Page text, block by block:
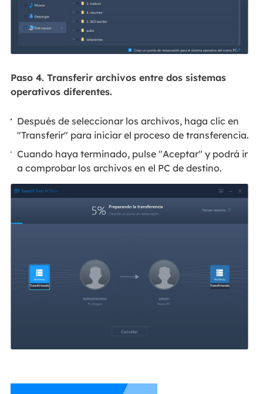
Paso 4. Transferir archivos entre dos sistemas
operativos diferentes.
Después de seleccionar los archivos, haga clic en
"Transferir" para iniciar el proceso de transferencia.
Cuando haya terminado, pulse "Aceptar" y podrá ir
a comprobar los archivos en el PC de destino.